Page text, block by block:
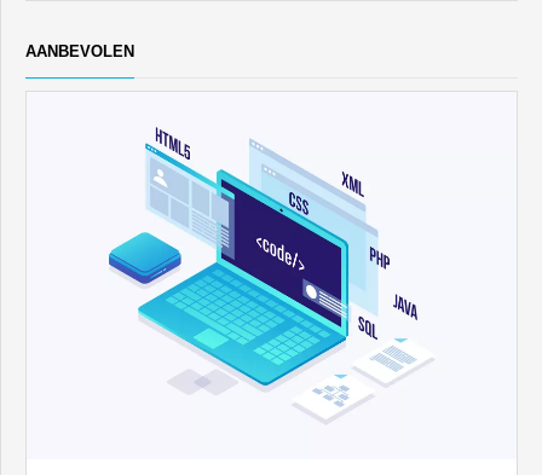
AANBEVOLEN